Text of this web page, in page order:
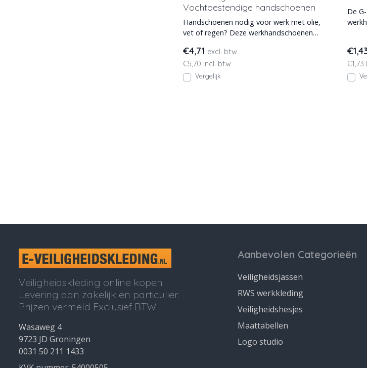
Vochtbestendige handschoenen
Handschoenen nodig voor werk met olie,
vet of regen? Deze werkhandschoenen
€4,71 excl. btw
€5,70 incl. btw
Vergelijk
De
Veiligheidskleding online kopen
Levering aan zakelijk en particulier.
Prijzen vermeld Exclusief BTW.
Wasaweg 4
9723 JD Groningen
0031 50 211 1433
Aanbevolen Categorieën
Veiligheidsjassen
RWS werkkleding
Veiligheidshesjes
Maattabellen
Logo studio